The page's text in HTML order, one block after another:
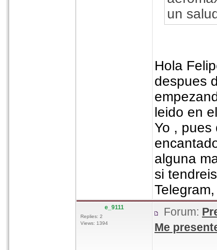
un
Hola
despues
leido en
Yo ,
alguna
si
e_9111
Replies: 2
Views: 1394
Forum:
Me